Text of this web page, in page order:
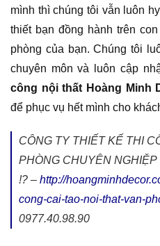
mình thì chúng tôi vẫn luôn
thiết bạn đồng hành trên
phòng của bạn. Chúng tôi
chuyên môn và luôn cập
công nội thất Hoàng Minh
để phục vụ hết mình cho
CÔNG TY THIẾT KẾ THI
PHÒNG CHUYÊN
!? – http://
cong-cai-tao-noi-that-van-
0977.40.98.90